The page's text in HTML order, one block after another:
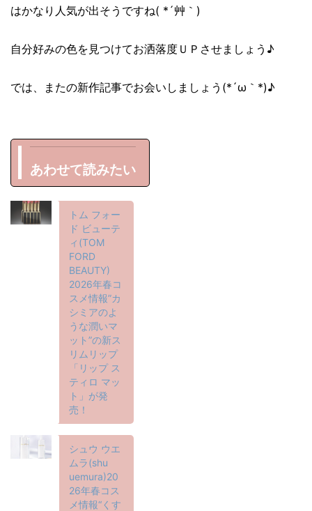
はかなり人気が出そうですね( *´艸｀)
自分好みの色を見つけてお洒落度ＵＰさせましょう♪
では、またの新作記事でお会いしましょう(*´ω｀*)♪
あわせて読みたい
トム フォー
ド ビューテ
ィ(TOM
FORD
BEAUTY)
2026年春コ
スメ情報”カ
シミアのよ
うな潤いマ
ット”の新ス
リムリップ
「リップ ス
ティロ マッ
ト」が発
売！
シュウ ウエ
ムラ(shu
uemura)20
26年春コス
メ情報“くす